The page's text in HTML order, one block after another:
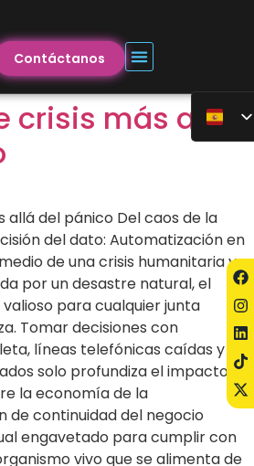
Contáctanos
crisis más allá
allá del pánico Del caos de la
del dato: Automatización en
de una crisis humanitaria y
por un desastre natural, el
para cualquier junta
Tomar decisiones con
líneas telefónicas caídas y
solo profundiza el impacto
la economía de la
de continuidad del negocio
engavetado para cumplir con
vivo que se alimenta de